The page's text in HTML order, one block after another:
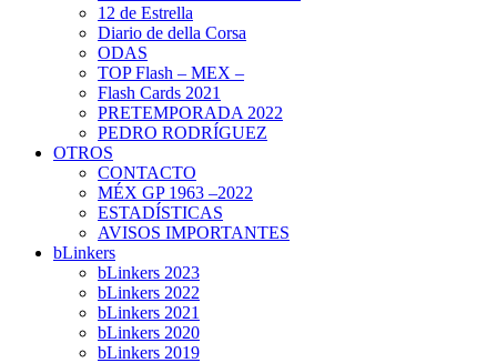
12 de Estrella
Diario de della Corsa
ODAS
TOP Flash – MEX –
Flash Cards 2021
PRETEMPORADA 2022
PEDRO RODRÍGUEZ
OTROS
CONTACTO
MÉX GP 1963 –2022
ESTADÍSTICAS
AVISOS IMPORTANTES
bLinkers
bLinkers 2023
bLinkers 2022
bLinkers 2021
bLinkers 2020
bLinkers 2019